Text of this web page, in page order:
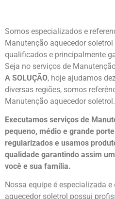
Somos especializados e
Manutenção aquecedor
qualificados e principalmente
Seja no serviços de
A SOLUÇÃO, hoje ajudamos
diversas regiões, somos
Manutenção aquecedor soletrol.
Executamos serviços de
pequeno, médio e grande
regularizados e usamos
qualidade garantindo assim
você e sua família.
Nossa equipe é especializada
aquecedor soletrol possui